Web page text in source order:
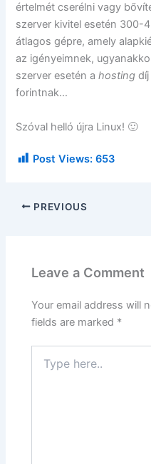
értelmét cserélni vagy
szerver kivitel esetén 300-
átlagos gépre, amely
az igényeimnek,
szerver esetén ahosting
forintnak…
Szóval helló újra Linux! 🙂
Post Views: 653
PREVIOUS
Leave a Comment
Your email address will
fields are marked *
here..